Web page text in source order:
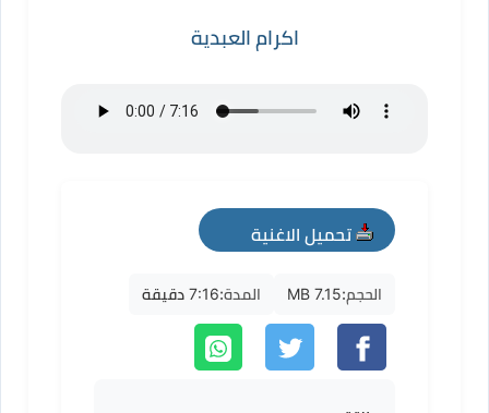
اكرام العبدية
تحميل الاغنية
mp3
الحجم:7.15 MB المدة:7:16 دقيقة